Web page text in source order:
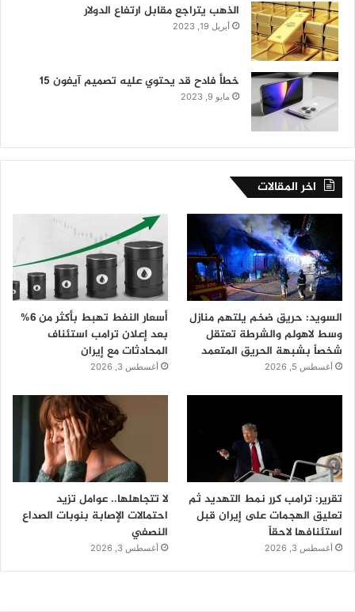
الذهب يتراجع مقابل ارتفاع الدولار
أبريل 19, 2023
خطأ فادح قد يحتوي عليه تصميم آيفون 15
مايو 9, 2023
اخر المقالات
السويد: حريق ضخم يلتهم منازل
وسط لاهولم والشرطة تعتقل
شخصاً بشبهة الحريق المتعمد
أغسطس 5, 2026
أسعار النفط تهبط بأكثر من 6%
بعد إعلان ترامب استئناف
المحادثات مع إيران
أغسطس 3, 2026
تقرير: ترامب كرر نمط التهديد ثم
تعليق الهجمات على إيران قبل
استئنافها لاحقاً
أغسطس 3, 2026
لا تتجاهلها.. عوامل تزيد
احتمالات الإصابة بنوبات الصداع
النصفي
أغسطس 3, 2026